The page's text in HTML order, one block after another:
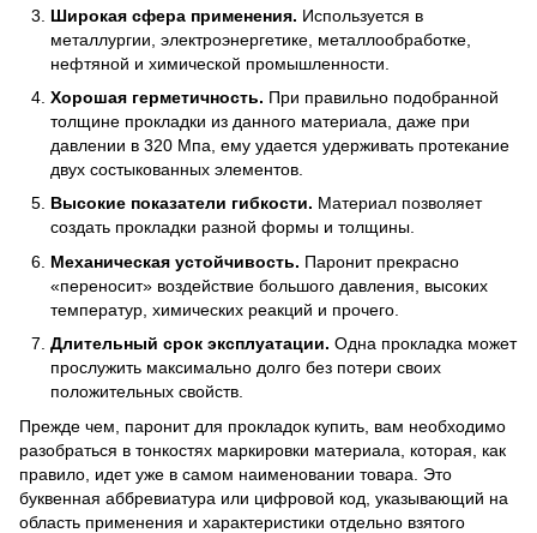
Широкая сфера применения. Используется в
металлургии, электроэнергетике, металлообработке,
нефтяной и химической промышленности.
Хорошая герметичность. При правильно подобранной
толщине прокладки из данного материала, даже при
давлении в 320 Мпа, ему удается удерживать протекание
двух состыкованных элементов.
Высокие показатели гибкости. Материал позволяет
создать прокладки разной формы и толщины.
Механическая устойчивость. Паронит прекрасно
«переносит» воздействие большого давления, высоких
температур, химических реакций и прочего.
Длительный срок эксплуатации. Одна прокладка может
прослужить максимально долго без потери своих
положительных свойств.
Прежде чем, паронит для прокладок купить, вам необходимо
разобраться в тонкостях маркировки материала, которая, как
правило, идет уже в самом наименовании товара. Это
буквенная аббревиатура или цифровой код, указывающий на
область применения и характеристики отдельно взятого